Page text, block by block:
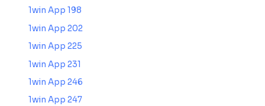
1win App 198
1win App 202
1win App 225
1win App 231
1win App 246
1win App 247